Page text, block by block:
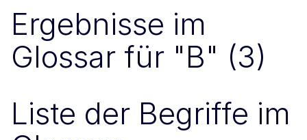
Ergebnisse im
Glossar für "B" (3)
Liste der Begriffe im